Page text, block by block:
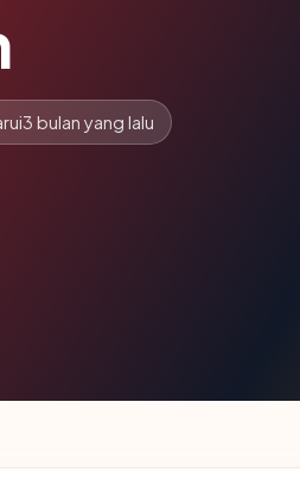
3 bulan yang lalu